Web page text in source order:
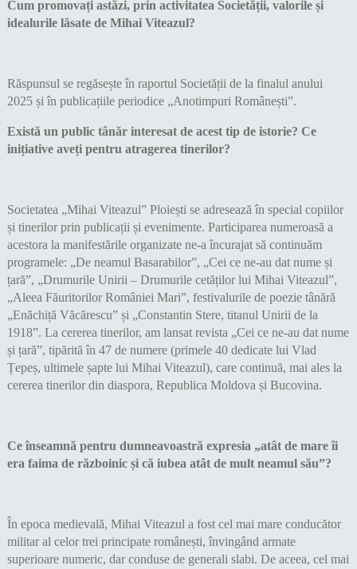
Cum promovați astăzi, prin activitatea Societății, valorile și
idealurile lăsate de Mihai Viteazul?
Răspunsul se regăsește în raportul Societății de la finalul anului
2025 și în publicațiile periodice „Anotimpuri Românești”.
Există un public tânăr interesat de acest tip de istorie? Ce
inițiative aveți pentru atragerea tinerilor?
Societatea „Mihai Viteazul” Ploiești se adresează în special copiilor
și tinerilor prin publicații și evenimente. Participarea numeroasă a
acestora la manifestările organizate ne-a încurajat să continuăm
programele: „De neamul Basarabilor”, „Cei ce ne-au dat nume și
țară”, „Drumurile Unirii – Drumurile cetăților lui Mihai Viteazul”,
„Aleea Făuritorilor României Mari”, festivalurile de poezie tânără
„Enăchiță Văcărescu” și „Constantin Stere, titanul Unirii de la
1918”. La cererea tinerilor, am lansat revista „Cei ce ne-au dat nume
și țară”, tipărită în 47 de numere (primele 40 dedicate lui Vlad
Țepeș, ultimele șapte lui Mihai Viteazul), care continuă, mai ales la
cererea tinerilor din diaspora, Republica Moldova și Bucovina.
Ce înseamnă pentru dumneavoastră expresia „atât de mare îi
era faima de războinic și că iubea atât de mult neamul său”?
În epoca medievală, Mihai Viteazul a fost cel mai mare conducător
militar al celor trei principate românești, învingând armate
superioare numeric, dar conduse de generali slabi. De aceea, cel mai